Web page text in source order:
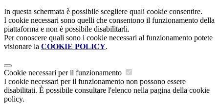
In questa schermata è possibile scegliere quali cookie consentire.
I cookie necessari sono quelli che consentono il funzionamento della
piattaforma e non è possibile disabilitarli.
Per conoscere quali sono i cookie necessari al funzionamento potete
visionare la COOKIE POLICY.
Cookie necessari per il funzionamento
I cookie necessari per il funzionamento non possono essere
disabilitati. È possibile consultare l'elenco nella pagina della cookie
policy.